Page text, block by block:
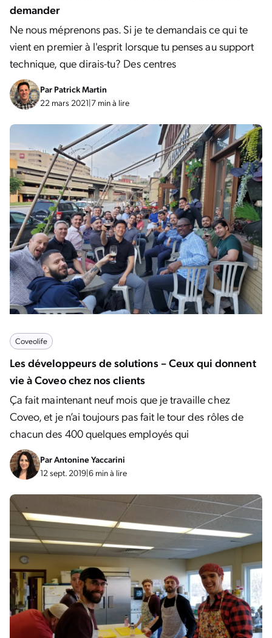
demander
Ne nous méprenons pas. Si je te demandais ce qui te
vient en premier à l'esprit lorsque tu penses au support
technique, que dirais-tu? Des centres
Par Patrick Martin
22 mars 2021|7 min à lire
Coveolife
Les développeurs de solutions – Ceux qui donnent
vie à Coveo chez nos clients
Ça fait maintenant neuf mois que je travaille chez
Coveo, et je n’ai toujours pas fait le tour des rôles de
chacun des 400 quelques employés qui
ParAntonine Yaccarini
12 sept. 2019|6 min à lire